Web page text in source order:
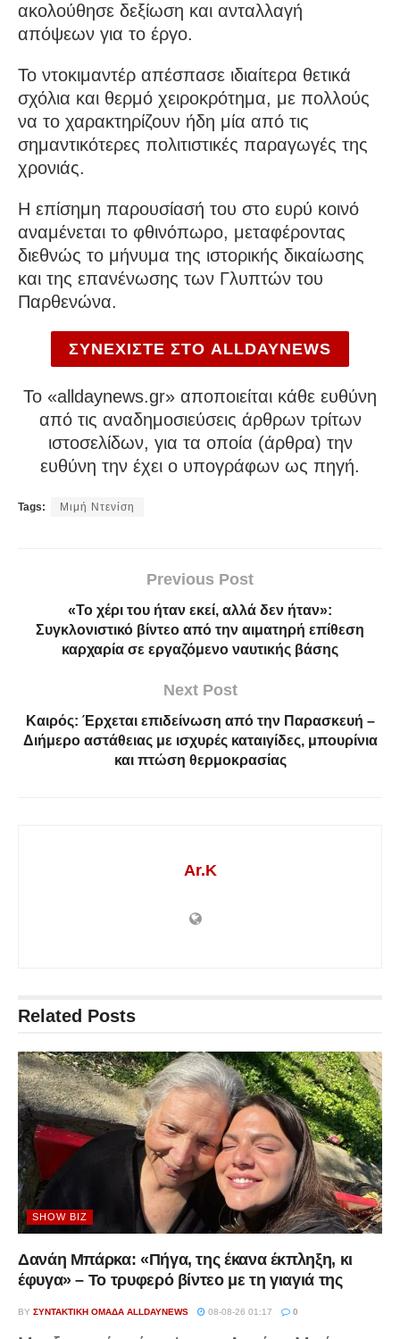
ακολούθησε δεξίωση και ανταλλαγή
απόψεων για το έργο.
Το ντοκιμαντέρ απέσπασε ιδιαίτερα θετικά
σχόλια και θερμό χειροκρότημα, με πολλούς
να το χαρακτηρίζουν ήδη μία από τις
σημαντικότερες πολιτιστικές παραγωγές της
χρονιάς.
Η επίσημη παρουσίασή του στο ευρύ κοινό
αναμένεται το φθινόπωρο, μεταφέροντας
διεθνώς το μήνυμα της ιστορικής δικαίωσης
και της επανένωσης των Γλυπτών του
Παρθενώνα.
ΣΥΝΕΧΙΣΤΕ ΣΤΟ ALLDAYNEWS
To «alldaynews.gr» αποποιείται κάθε ευθύνη
από τις αναδημοσιεύσεις άρθρων τρίτων
ιστοσελίδων, για τα οποία (άρθρα) την
ευθύνη την έχει ο υπογράφων ως πηγή.
Tags: Μιμή Ντενίση
Previous Post
«Το χέρι του ήταν εκεί, αλλά δεν ήταν»:
Συγκλονιστικό βίντεο από την αιματηρή επίθεση
καρχαρία σε εργαζόμενο ναυτικής βάσης
Next Post
Καιρός: Έρχεται επιδείνωση από την Παρασκευή –
Διήμερο αστάθειας με ισχυρές καταιγίδες, μπουρίνια
και πτώση θερμοκρασίας
Ar.K
Related Posts
SHOW BIZ
Δανάη Μπάρκα: «Πήγα, της έκανα έκπληξη, κι
έφυγα» – Το τρυφερό βίντεο με τη γιαγιά της
BY ΣΥΝΤΑΚΤΙΚΉ ΟΜΆΔΑ ALLDAYNEWS 08-08-26 01:17 0